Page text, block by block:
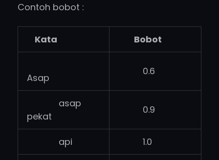
Contoh bobot :
Kata Bobot
Asap
0.6
asap
pekat
0.9
api 1.0